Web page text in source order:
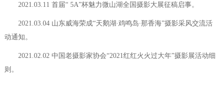
2021.03.11 首届“ 5A”杯魅力微山湖全国摄影大展征稿启事。
2021.03.04 山东威海荣成“天鹅湖∙鸡鸣岛∙那香海”摄影采风交流活
动通知。
2021.02.02 中国老摄影家协会“2021红红火火过大年”摄影展活动细
则。